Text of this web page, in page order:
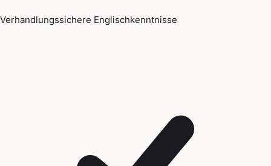
Verhandlungssichere Englischkenntnisse